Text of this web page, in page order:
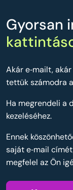
Gyorsan
Akár e‑mailt,
tettük számodra
Ha megrendeli a
kezeléséhez.
Ennek
saját e‑mail
megfelel az Ön